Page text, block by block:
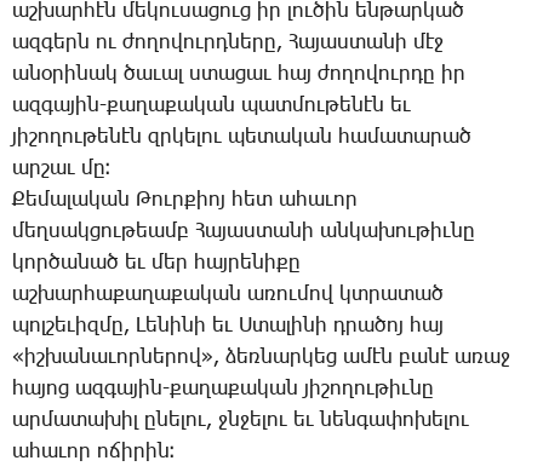
աշ­խար­հէն մե­կու­սա­ցուց իր լու­ծին են­թար­կած
ազ­գերն ու ժո­ղո­վուրդ­նե­րը, ­Հա­յաս­տա­նի մէջ
ա­նօ­րի­նակ ծա­ւալ ստա­ցաւ հայ ժո­ղո­վուր­դը իր
ազ­գա­յին-քա­ղա­քա­կան պատ­մու­թե­նէն եւ
յի­շո­ղու­թե­նէն զրկե­լու պե­տա­կան հա­մա­տա­րած
ար­շաւ մը։
­Քե­մա­լա­կան ­Թուր­քիոյ հետ ա­հա­ւոր
մեղ­սակ­ցու­թեամբ ­Հա­յաս­տա­նի ան­կա­խու­թիւ­նը
կոր­ծա­նած եւ մեր հայ­րե­նի­քը
աշ­խար­հա­քա­ղա­քա­կան ա­ռու­մով կտրա­տած
պոլ­շե­ւիզ­մը, ­Լե­նի­նի եւ Ս­տա­լի­նի դրա­ծոյ հայ
«իշ­խա­նա­ւոր­նե­րով», ձեռ­նար­կեց ա­մէն բա­նէ ա­ռաջ
հա­յոց ազ­գա­յին-քա­ղա­քա­կան յի­շո­ղու­թիւ­նը
ար­մա­տա­խիլ ը­նե­լու, ջնջե­լու եւ նեն­գա­փո­խե­լու
ա­հա­ւոր ո­ճի­րին։